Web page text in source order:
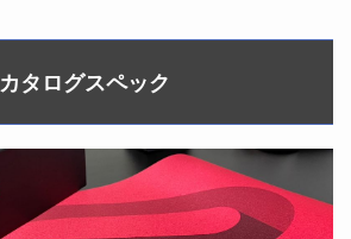
カタログスペック